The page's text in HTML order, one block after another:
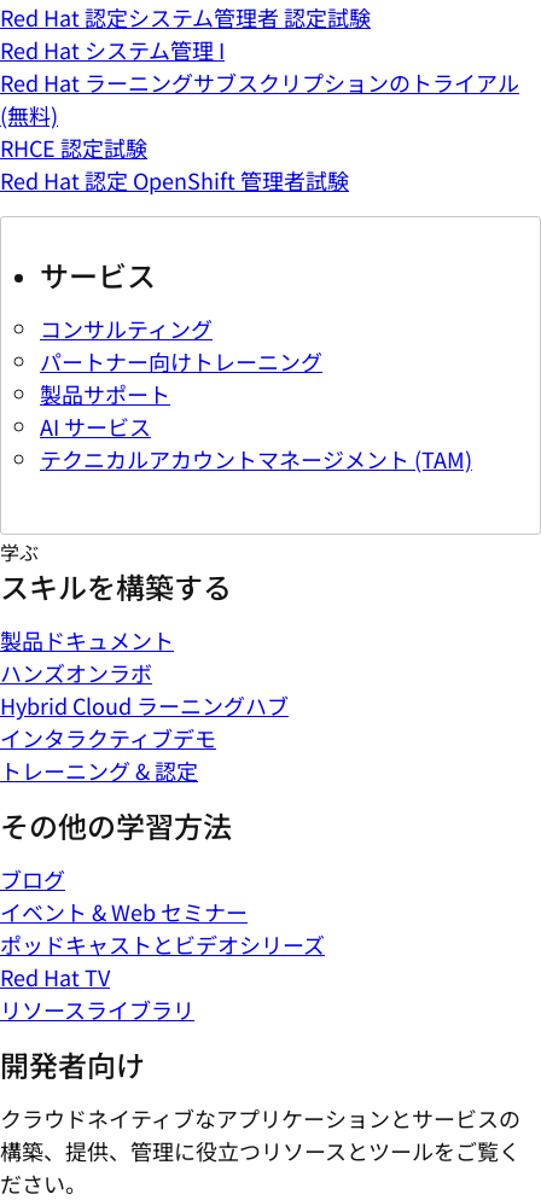
Red Hat 認定システム管理者 認定試験
Red Hat システム管理 I
Red Hat ラーニングサブスクリプションのトライアル
(無料)
RHCE 認定試験
Red Hat 認定 OpenShift 管理者試験
サービス
コンサルティング
パートナー向けトレーニング
製品サポート
AI サービス
テクニカルアカウントマネージメント (TAM)
学ぶ
スキルを構築する
製品ドキュメント
ハンズオンラボ
Hybrid Cloud ラーニングハブ
インタラクティブデモ
トレーニング & 認定
その他の学習方法
ブログ
イベント & Web セミナー
ポッドキャストとビデオシリーズ
Red Hat TV
リソースライブラリ
開発者向け
クラウドネイティブなアプリケーションとサービスの
構築、提供、管理に役立つリソースとツールをご覧く
ださい。